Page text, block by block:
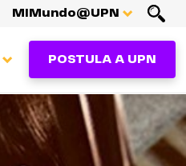
MiMundo@UPN
POSTULA A UPN